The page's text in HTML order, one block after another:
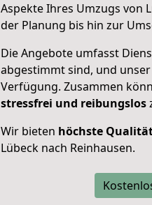
Aspekte Ihres Umzugs von
der Planung bis hin zur
Die Angebote umfasst
abgestimmt sind, und
Verfügung. Zusammen
stressfrei und reibungslos
Wir bieten höchste
Lübeck nach Reinhausen.